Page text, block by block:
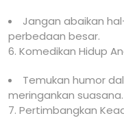
Jangan abaikan
perbedaan besar.
6. Komedikan Hidup
Temukan humor
meringankan suasana.
7. Pertimbangkan